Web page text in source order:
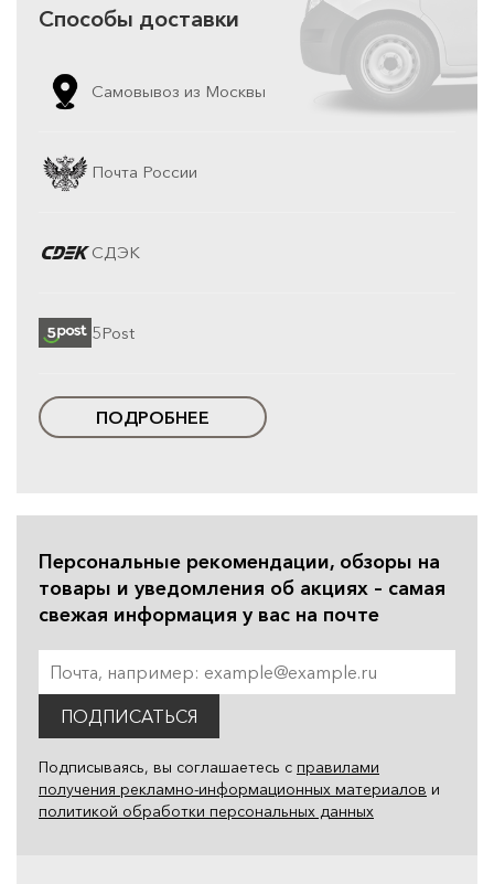
Способы доставки
Самовывоз из Москвы
Почта России
СДЭК
5Post
ПОДРОБНЕЕ
Персональные рекомендации, обзоры на
товары и уведомления об акциях – самая
свежая информация у вас на почте
ПОДПИСАТЬСЯ
Подписываясь, вы соглашаетесь с правилами
получения рекламно-информационных материалов и
политикой обработки персональных данных